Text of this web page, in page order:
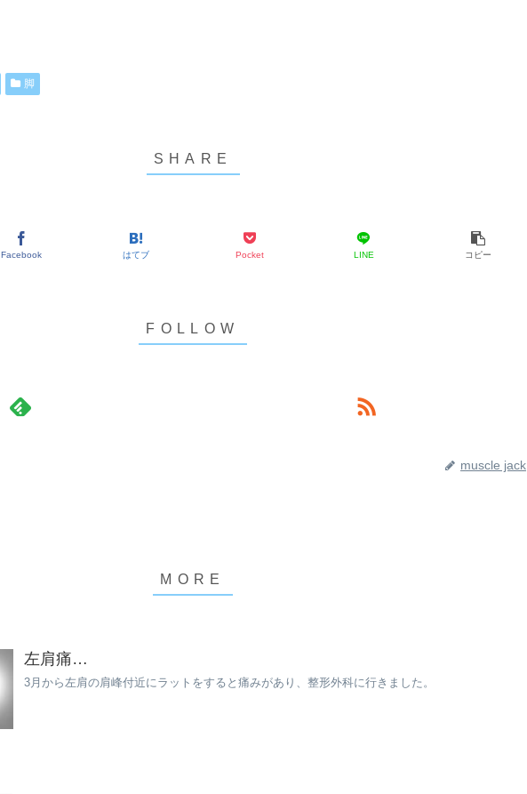
脚
Facebook はてブ Pocket LINE コピー
muscle jack
左肩痛…
3月から左肩の肩峰付近にラットをすると痛みがあり、整形外科に行きました。